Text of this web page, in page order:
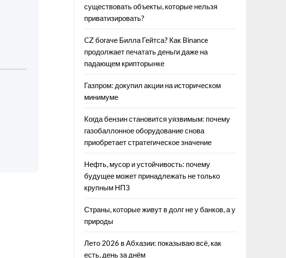
существовать объекты, которые нельзя
приватизировать?
CZ богаче Билла Гейтса? Как Binance
продолжает печатать деньги даже на
падающем крипторынке
Газпром: докупил акции на историческом
минимуме
Когда бензин становится уязвимым: почему
газобаллонное оборудование снова
приобретает стратегическое значение
Нефть, мусор и устойчивость: почему
будущее может принадлежать не только
крупным НПЗ
Страны, которые живут в долг не у банков, а у
природы
Лето 2026 в Абхазии: показываю всё, как
есть, день за днём